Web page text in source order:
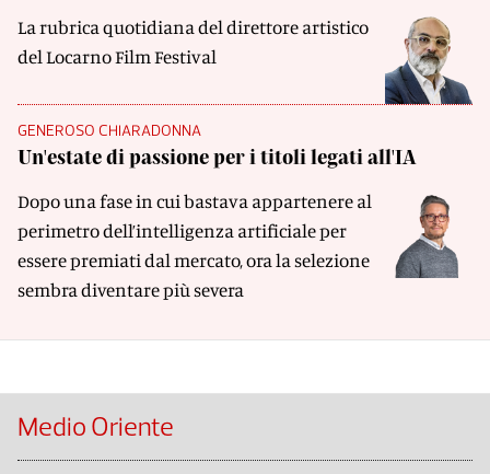
La rubrica quotidiana del direttore artistico
del Locarno Film Festival
GENEROSO CHIARADONNA
Un'estate di passione per i titoli legati all'IA
Dopo una fase in cui bastava appartenere al
perimetro dell’intelligenza artificiale per
essere premiati dal mercato, ora la selezione
sembra diventare più severa
Medio Oriente